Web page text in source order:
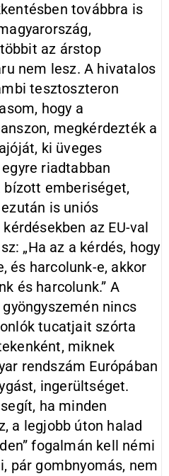
továbbra is
az árstop
nem lesz. A hivatalos
tesztoszteron
hogy a
megkérdezték a
ki üveges
riadtabban
bízott emberiséget,
is uniós
az EU-val
„Ha az a kérdés, hogy
és harcolunk-e, akkor
és harcolunk.” A
nincs
tucatjait szórta
miknek
rendszám Európában
ingerültséget.
ha minden
a legjobb úton halad
fogalmán kell némi
pár gombnyomás, nem